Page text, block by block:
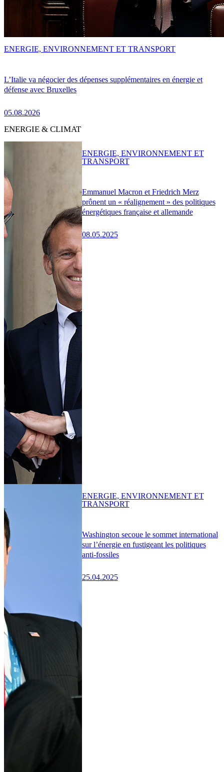
L’Italie va négocier des dépenses supplémentaires en énergie et
défense avec Bruxelles
05.08.2026
ENERGIE, ENVIRONNEMENT ET TRANSPORT
ENERGIE & CLIMAT
Emmanuel Macron et Friedrich Merz
prônent un « réalignement » des politiques
énergétiques française et allemande
08.05.2025
ENERGIE, ENVIRONNEMENT ET
TRANSPORT
Washington secoue le sommet international
sur l’énergie en fustigeant les politiques
anti-fossiles
25.04.2025
ENERGIE, ENVIRONNEMENT ET
TRANSPORT